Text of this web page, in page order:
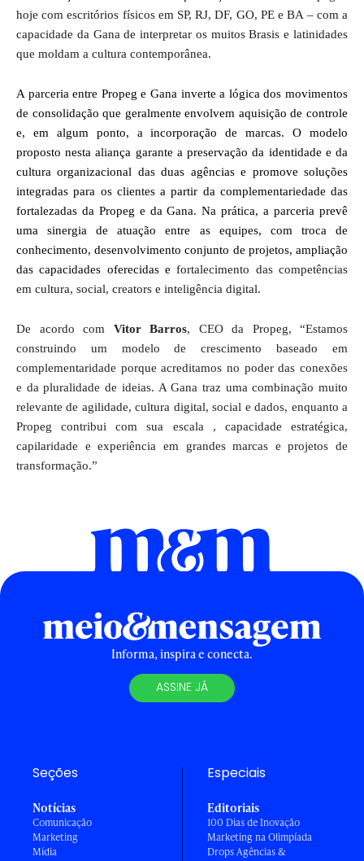
hoje com escritórios físicos em SP, RJ, DF, GO, PE e BA – com a
capacidade da Gana de interpretar os muitos Brasis e latinidades
que moldam a cultura contemporânea.
A parceria entre Propeg e Gana inverte a lógica dos movimentos
de consolidação que geralmente envolvem aquisição de controle
e, em algum ponto, a incorporação de marcas. O modelo
proposto nesta aliança garante a preservação da identidade e da
cultura organizacional das duas agências e promove soluções
integradas para os clientes a partir da complementariedade das
fortalezadas da Propeg e da Gana. Na prática, a parceria prevê
uma sinergia de atuação entre as equipes, com troca de
conhecimento, desenvolvimento conjunto de projetos, ampliação
das capacidades oferecidas efortalecimento das competências
em cultura, social, creators e inteligência digital.
De acordo com Vitor Barros, CEO da Propeg, “Estamos
construindo um modelo de crescimento baseado em
complementaridade porque acreditamos no poder das conexões
e da pluralidade de ideias. A Gana traz uma combinação muito
relevante de agilidade, cultura digital, social e dados, enquanto a
Propeg contribui com sua
escala , capacidade estratégica,
capilaridade e experiência em grandes marcas e projetos de
transformação.”
Informa, inspira e conecta.
ASSINE JÁ
Seções
Notícias
Comunicação
Marketing
Mídia
Especiais
Editoriais
100 Dias de Inovação
Marketing na Olimpíada
Drops Agências &